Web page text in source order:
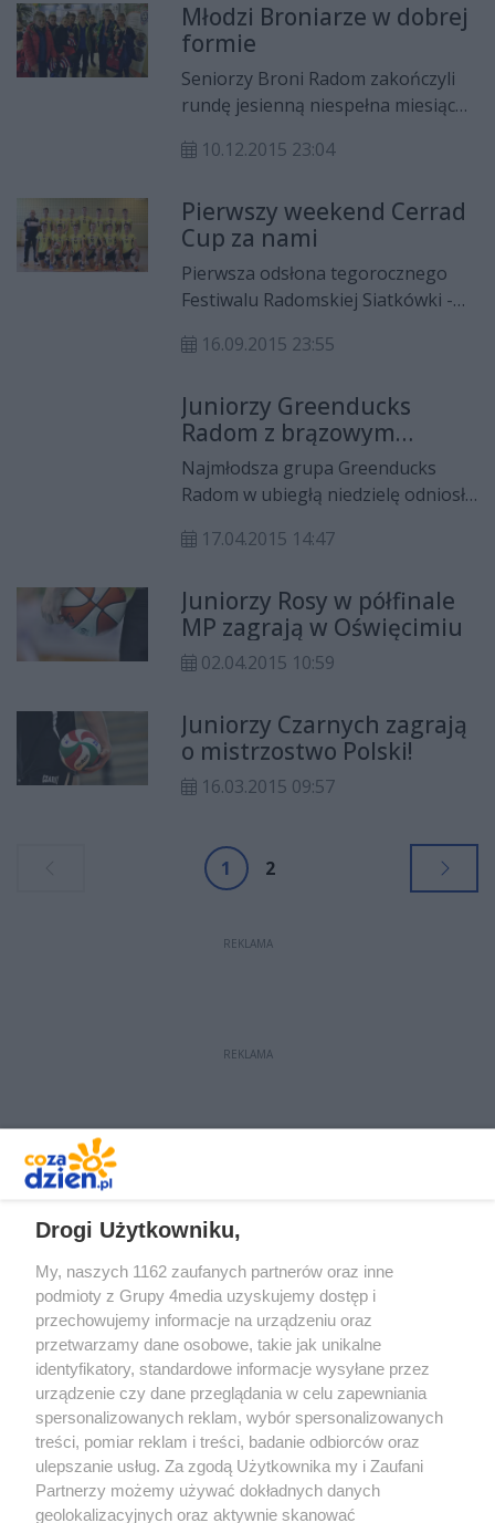
dawały szansę gry młodym
piłkarzom podzielą się aż 10
milionami złotych!
Młodzi Broniarze w dobrej
formie
Seniorzy Broni Radom zakończyli
rundę jesienną niespełna miesiąc
mający ambicje do awansu,
stawce. Znacznie lepiej w tym
sezonie prezentują się za to
zespoły młodzieżowe.
10.12.2015 23:04
Pierwszy weekend Cerrad
Cup za nami
Pierwsza odsłona tegorocznego
Festiwalu Radomskiej Siatkówki -
weekend w rywalizacji kadetów
Wśród młodzików z wygranej
cieszyła się Resovia Rzeszów. Z
zespołów Radomskiego Centrum
Siatkarskiego CZARNI najwięcej
powodów do zadowolenia miała
pierwsza ekipa młodzików.
16.09.2015 23:55
Juniorzy Greenducks
Radom z brązowym
medalem
Najmłodsza grupa Greenducks
Radom w ubiegłą niedzielę odniosła
odbywającego się w Krakowie
flagowego zdobyła brązowy medal,
który jest pierwszym krążkiem
zdobytym przez radomian w tej
17.04.2015 14:47
Juniorzy Rosy w półfinale
MP zagrają w Oświęcimiu
02.04.2015 10:59
Juniorzy Czarnych zagrają
o mistrzostwo Polski!
16.03.2015 09:57
1 2
REKLAMA
REKLAMA
Redakcja Reklama Prywatność
Praca Łódź
the:protocol
Drogi Użytkowniku,
My, naszych 1162 zaufanych partnerów oraz inne
podmioty z Grupy 4media uzyskujemy dostęp i
przechowujemy informacje na urządzeniu oraz
przetwarzamy dane osobowe, takie jak unikalne
identyfikatory, standardowe informacje wysyłane przez
urządzenie czy dane przeglądania w celu zapewniania
spersonalizowanych reklam, wybór spersonalizowanych
treści, pomiar reklam i treści, badanie odbiorców oraz
ulepszanie usług. Za zgodą Użytkownika my i Zaufani
Partnerzy możemy używać dokładnych danych
geolokalizacyjnych oraz aktywnie skanować